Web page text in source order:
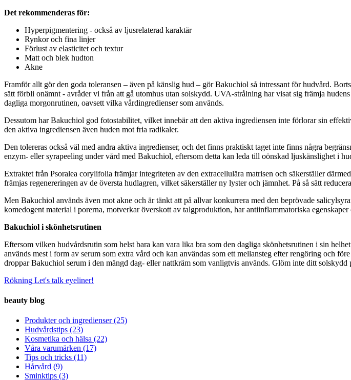
Det rekommenderas för:
Hyperpigmentering - också av ljusrelaterad karaktär
Rynkor och fina linjer
Förlust av elasticitet och textur
Matt och blek hudton
Akne
Framför allt gör den goda toleransen – även på känslig hud – gör Bakuchiol så intressant för hudvård.
sätt förbli onämnt - avråder vi från att gå utomhus utan solskydd. UVA-strålning har visat sig främja
dagliga morgonrutinen, oavsett vilka vårdingredienser som används.
Dessutom har Bakuchiol god fotostabilitet, vilket innebär att den aktiva ingrediensen inte förlorar sin
den aktiva ingrediensen även huden mot fria radikaler.
Den tolereras också väl med andra aktiva ingredienser, och det finns praktiskt taget inte finns några
enzym- eller syrapeeling under vård med Bakuchiol, eftersom detta kan leda till oönskad ljuskänslighet i
Extraktet från Psoralea corylifolia främjar integriteten av den extracellulära matrisen och säkerställer
främjas regenereringen av de översta hudlagren, vilket säkerställer ny lyster och jämnhet. På så sätt
Men Bakuchiol används även mot akne och är tänkt att på allvar konkurrera med den beprövade
komedogent material i porerna, motverkar överskott av talgproduktion, har antiinflammatoriska
Bakuchiol i skönhetsrutinen
Eftersom vilken hudvårdsrutin som helst bara kan vara lika bra som den dagliga skönhetsrutinen i sin
används mest i form av serum som extra vård och kan användas som ett mellansteg efter rengöring och
droppar Bakuchiol serum i den mängd dag- eller nattkräm som vanligtvis används. Glöm inte ditt
Rökning Let's talk eyeliner!
beauty blog
Produkter och ingredienser(25)
Hudvårdstips (23)
Kosmetika och hälsa (22)
Våra varumärken (17)
Tips och tricks (11)
Hårvård (9)
Sminktips (3)